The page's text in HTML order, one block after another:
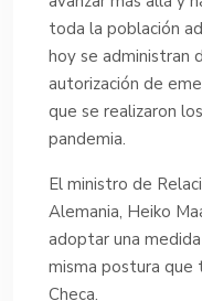
toda la población
hoy se administran
autorización de
que se realizaron
pandemia.
El ministro de
Alemania, Heiko
adoptar una
misma postura que
Checa.